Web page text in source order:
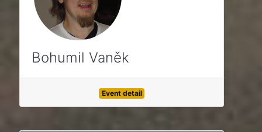
Bohumil Vaněk
Event detail